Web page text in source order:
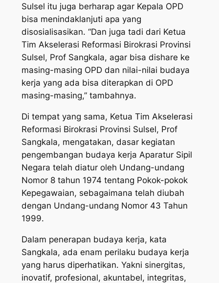
Sulsel itu juga berharap agar Kepala OPD
bisa menindaklanjuti apa yang
disosialisasikan. “Dan juga tadi dari Ketua
Tim Akselerasi Reformasi Birokrasi Provinsi
Sulsel, Prof Sangkala, agar bisa dishare ke
masing-masing OPD dan nilai-nilai budaya
kerja yang ada bisa diterapkan di OPD
masing-masing,” tambahnya.
Di tempat yang sama, Ketua Tim Akselerasi
Reformasi Birokrasi Provinsi Sulsel, Prof
Sangkala, mengatakan, dasar kegiatan
pengembangan budaya kerja Aparatur Sipil
Negara telah diatur oleh Undang-undang
Nomor 8 tahun 1974 tentang Pokok-pokok
Kepegawaian, sebagaimana telah diubah
dengan Undang-undang Nomor 43 Tahun
1999.
Dalam penerapan budaya kerja, kata
Sangkala, ada enam perilaku budaya kerja
yang harus diperhatikan. Yakni sinergitas,
inovatif, profesional, akuntabel, integritas,